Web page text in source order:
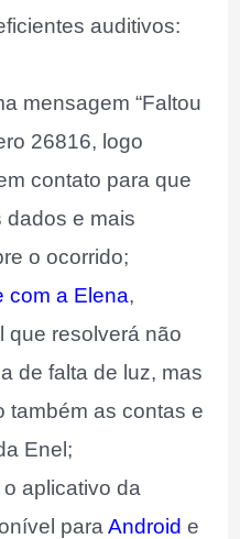
auditivos:
mensagem “Faltou
26816, logo
contato para que
dados e mais
o ocorrido;
com a Elena,
que resolverá não
de falta de luz, mas
também as contas e
Enel;
aplicativo da
para Android e